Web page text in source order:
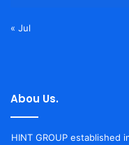
« Jul
Abou Us.
HINT GROUP established